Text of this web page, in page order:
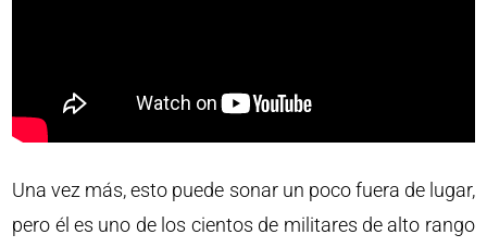
Una vez más, esto puede sonar un poco fuera de lugar,
pero él es uno de los cientos de militares de alto rango